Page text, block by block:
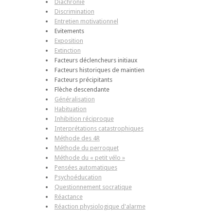
Diachronie
Discrimination
Entretien motivationnel
Evitements
Exposition
Extinction
Facteurs déclencheurs initiaux
Facteurs historiques de maintien
Facteurs précipitants
Flèche descendante
Généralisation
Habituation
Inhibition réciproque
Interprétations catastrophiques
Méthode des 4R
Méthode du perroquet
Méthode du « petit vélo »
Pensées automatiques
Psychoéducation
Questionnement socratique
Réactance
Réaction physiologique d'alarme